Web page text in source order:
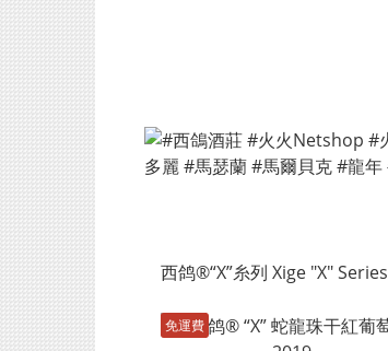
⻄鸽®“X”糸列 Xige "X" Series
免運費